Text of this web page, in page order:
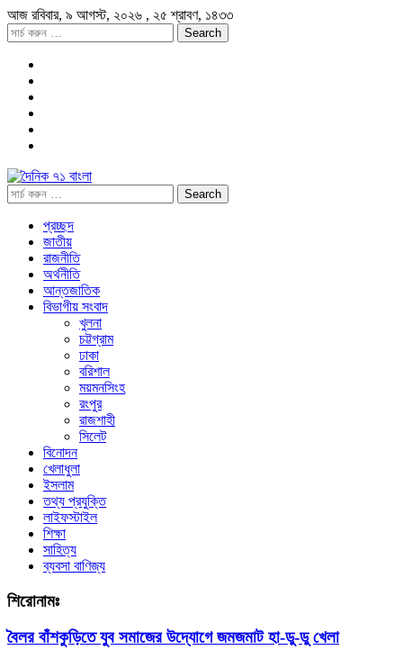
আজ রবিবার, ৯ আগস্ট, ২০২৬ , ২৫ শ্রাবণ, ১৪৩৩
প্রচ্ছদ
জাতীয়
রাজনীতি
অর্থনীতি
আন্তজাতিক
বিভাগীয় সংবাদ
খুলনা
চট্টগ্রাম
ঢাকা
বরিশাল
ময়মনসিংহ
রংপুর
রাজশাহী
সিলেট
বিনোদন
খেলাধুলা
ইসলাম
তথ্য প্রযুক্তি
লাইফস্টাইল
শিক্ষা
সাহিত্য
ব্যবসা বাণিজ্য
শিরোনামঃ
বৈলর বাঁশকুড়িতে যুব সমাজের উদ্যোগে জমজমাট হা-ডু-ডু খেলা